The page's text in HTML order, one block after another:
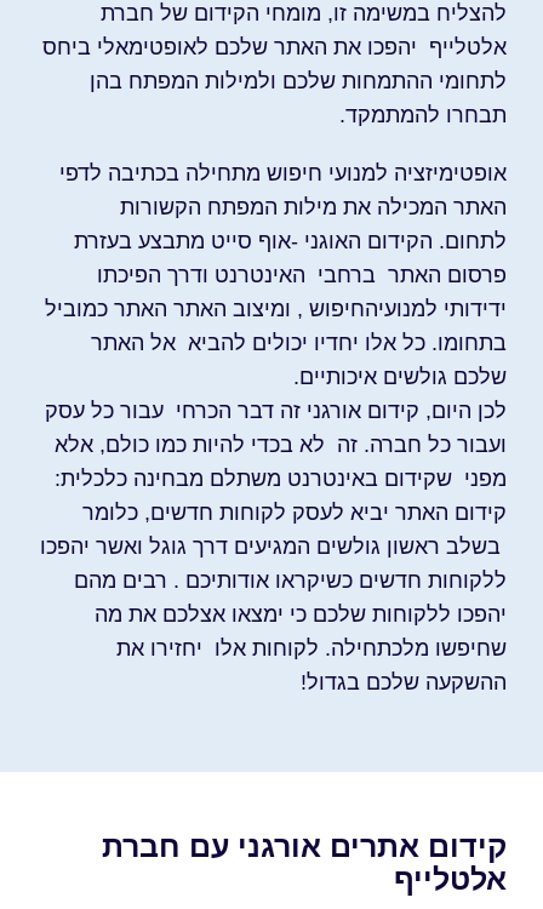
להצליח במשימה זו, מומחי הקידום של חברת
אלטלייף יהפכו את האתר שלכם לאופטימאלי ביחס
לתחומי ההתמחות שלכם ולמילות המפתח בהן
תבחרו להמתמקד.
אופטימיזציה למנועי חיפוש מתחילה בכתיבה לדפי
האתר המכילה את מילות המפתח הקשורות
לתחום. הקידום האוגני -אוף סייט מתבצע בעזרת
פרסום האתר ברחבי האינטרנט ודרך הפיכתו
ידידותי למנועיהחיפוש , ומיצוב האתר האתר כמוביל
בתחומו. כל אלו יחדיו יכולים להביא אל האתר
שלכם גולשים איכותיים.
לכן היום, קידום אורגני זה דבר הכרחי עבור כל עסק
ועבור כל חברה. זה לא בכדי להיות כמו כולם, אלא
מפני שקידום באינטרנט משתלם מבחינה כלכלית:
קידום האתר יביא לעסק לקוחות חדשים, כלומר
בשלב ראשון גולשים המגיעים דרך גוגל ואשר יהפכו
ללקוחות חדשים כשיקראו אודותיכם . רבים מהם
יהפכו ללקוחות שלכם כי ימצאו אצלכם את מה
שחיפשו מלכתחילה. לקוחות אלו יחזירו את
ההשקעה שלכם בגדול!
קידום אתרים אורגני עם חברת
אלטלייף